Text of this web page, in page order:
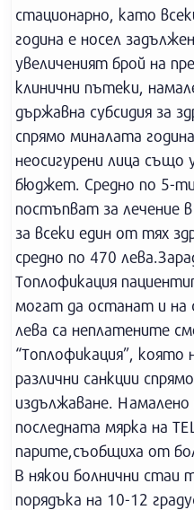
стационарно, като
година е носел
увеличеният брой на
клинични пътеки,
държавна субсидия за
спрямо миналата
неосигурени лица също
бюджет. Средно по 5-
постъпват за лечение
за всеки един от тях
средно по 470
Топлофикация
могат да останат и на
лева са неплатените
“Топлофикация”, която
различни санкции
издължаване.
последната мярка на
парите,съобщиха от
В някои болнични
порядъка на 10-12